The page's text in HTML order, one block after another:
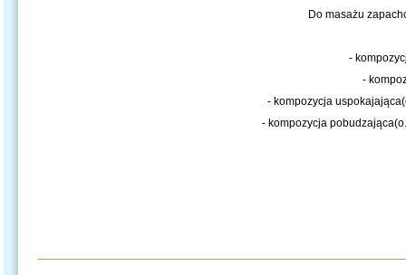
Do masażu
-
-
- kompozycja
- kompozycja